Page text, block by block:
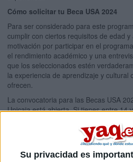
Su privacidad es
Cómo solicitar tu Beca USA 2024
Para ser considerado para este
cumplir con ciertos requisitos de edad
motivación por participar en el
el rendimiento académico y una
que los seleccionados estén
la experiencia de aprendizaje y cultural
ofrecen.
La convocatoria para las Becas USA
Unicaja está abierta. Si tienes entre 14
inolvidable en Estados Unidos, esta es
la web de la Fundación
información y presenta tu solicitud